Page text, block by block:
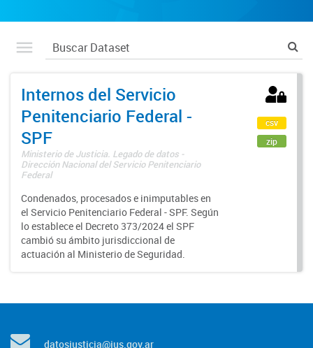
Internos del Servicio
Penitenciario Federal -
SPF
Ministerio de Justicia. Legado de datos -
Dirección Nacional del Servicio Penitenciario
Federal
Condenados, procesados e inimputables en
el Servicio Penitenciario Federal - SPF. Según
lo establece el Decreto 373/2024 el SPF
cambió su ámbito jurisdiccional de
actuación al Ministerio de Seguridad.
csv
zip
datosjusticia@jus.gov.ar